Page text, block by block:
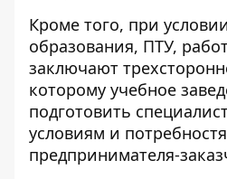
Кроме того, при
образования, ПТУ,
заключают
которому учебное
подготовить
условиям и
предпринимателя-